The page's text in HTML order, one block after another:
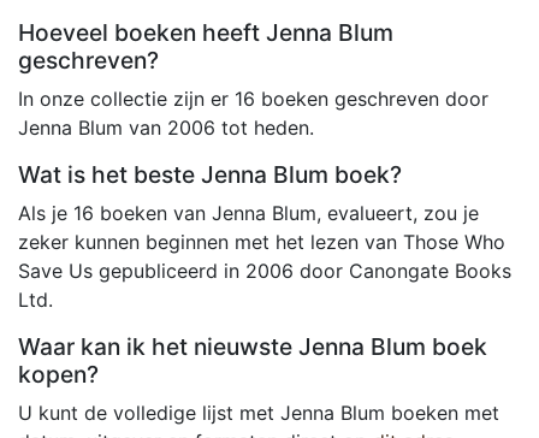
Hoeveel boeken heeft Jenna Blum
geschreven?
In onze collectie zijn er 16 boeken geschreven door
Jenna Blum van 2006 tot heden.
Wat is het beste Jenna Blum boek?
Als je 16 boeken van Jenna Blum, evalueert, zou je
zeker kunnen beginnen met het lezen van Those Who
Save Us gepubliceerd in 2006 door Canongate Books
Ltd.
Waar kan ik het nieuwste Jenna Blum boek
kopen?
U kunt de volledige lijst met Jenna Blum boeken met